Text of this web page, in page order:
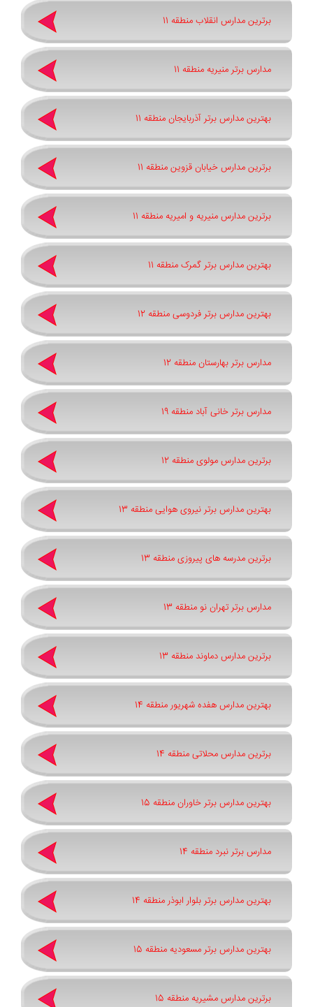
برترین مدارس انقلاب منطقه 11
مدارس برتر منیریه منطقه 11
بهترین مدارس برتر آذربایجان منطقه 11
برترین مدارس خیابان قزوین منطقه 11
برترین مدارس منیریه و امیریه منطقه 11
بهترین مدارس برتر گمرک منطقه 11
بهترین مدارس برتر فردوسی منطقه 12
مدارس برتر بهارستان منطقه 12
مدارس برتر خانی آباد منطقه 19
برترین مدارس مولوی منطقه 12
بهترین مدارس برتر نیروی هوایی منطقه 13
برترین مدرسه های پیروزی منطقه 13
مدارس برتر تهران نو منطقه 13
برترین مدارس دماوند منطقه 13
بهترین مدارس هفده شهریور منطقه 14
برترین مدارس محلاتی منطقه 14
بهترین مدارس برتر خاوران منطقه 15
مدارس برتر نبرد منطقه 14
بهترین مدارس برتر بلوار ابوذر منطقه 14
بهترین مدارس برتر مسعودیه منطقه 15
برترین مدارس مشیریه منطقه 15